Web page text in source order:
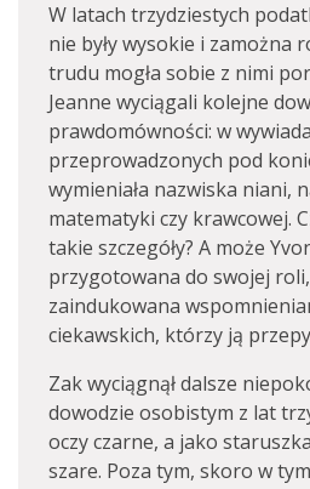
W latach trzydziestych
nie były wysokie i zamożna
trudu mogła sobie z nimi
Jeanne wyciągali kolejne
prawdomówności: w
przeprowadzonych pod
wymieniała nazwiska niani,
matematyki czy krawcowej.
takie szczegóły? A może
przygotowana do swojej
zaindukowana
ciekawskich, którzy ją
Zak wyciągnął dalsze
dowodzie osobistym z lat
oczy czarne, a jako
szare. Poza tym, skoro w